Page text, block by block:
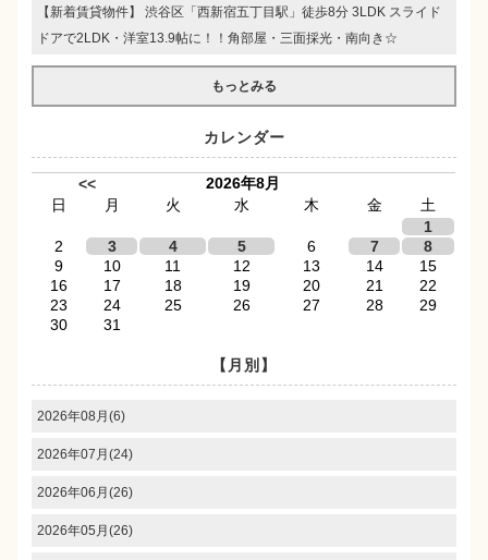
【新着賃貸物件】 渋谷区「西新宿五丁目駅」徒歩8分 3LDK スライド
ドアで2LDK・洋室13.9帖に！！角部屋・三面採光・南向き☆
もっとみる
カレンダー
<<
2026年8月
日
月 火 水 木 金
土
1
2
3 4 5 6 7
8
9
10 11 12 13 14
15
16
17 18 19 20 21
22
23
24 25 26 27 28
29
30
31
【月別】
2026年08月(6)
2026年07月(24)
2026年06月(26)
2026年05月(26)